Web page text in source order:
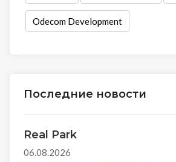
Odecom Development
Последние новости
Real Park
06.08.2026